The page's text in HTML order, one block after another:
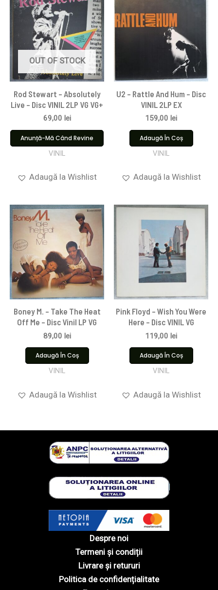
OUT OF STOCK
Rod Stewart – Absolutely
Live – Disc VINIL 2LP VG VG+
69,00 lei
Anunță-Mă Când Revine
VINIL
Adaugă la Wishlist
U2 – Rattle And Hum – Disc
VINIL 2LP EX
159,00 lei
Adaugă În Coș
VINIL
Adaugă la Wishlist
Boney M. – Take The Heat
Off Me – Disc Vinil LP VG
89,00 lei
Adaugă În Coș
VINIL
Adaugă la Wishlist
Pink Floyd ‎– Wish You Were
Here – Disc VINIL VG
119,00 lei
Adaugă În Coș
VINIL
Adaugă la Wishlist
Despre noi
Termeni și condiții
Livrare și retururi
Politica de confidențialitate